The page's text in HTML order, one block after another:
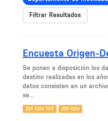
Filtrar Resultados
Encuesta Origen-
Se ponen a disposición los
destino realizadas en los
datos consisten en un
se...
ZIP CSV TXT ZIP CSV